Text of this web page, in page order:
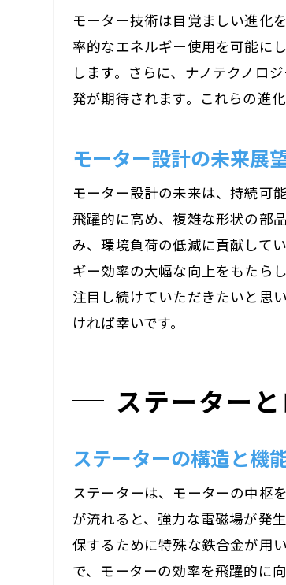
モーター技術は目覚ましい進化
率的なエネルギー使用を可能に
します。さらに、ナノテクノロ
発が期待されます。これらの進
モーター設計の未来展
モーター設計の未来は、持続可
飛躍的に高め、複雑な形状の部
み、環境負荷の低減に貢献して
ギー効率の大幅な向上をもたら
注目し続けていただきたいと思
ければ幸いです。
ステーター
ステーターの構造と機
ステーターは、モーターの中枢
が流れると、強力な電磁場が発
保するために特殊な鉄合金が用
で、モーターの効率を飛躍的に